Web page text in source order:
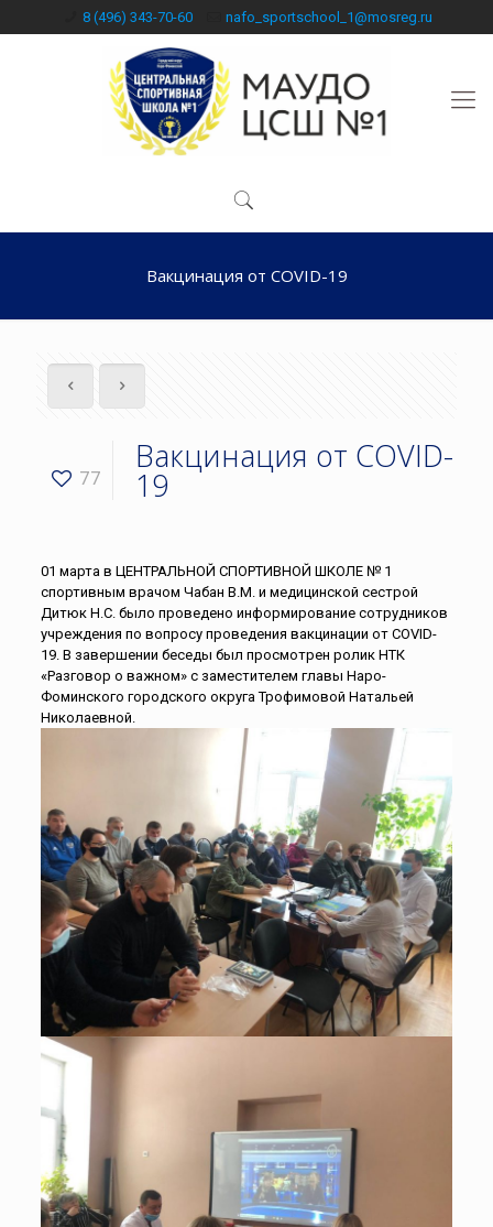
8 (496) 343-70-60 nafo_sportschool_1@mosreg.ru
Вакцинация от COVID-19
77
Вакцинация от COVID-
19
01 марта в ЦЕНТРАЛЬНОЙ СПОРТИВНОЙ ШКОЛЕ № 1
спортивным врачом Чабан В.М. и медицинской сестрой
Дитюк Н.С. было проведено информирование сотрудников
учреждения по вопросу проведения вакцинации от COVID-
19. В завершении беседы был просмотрен ролик НТК
«Разговор о важном» с заместителем главы Наро-
Фоминского городского округа Трофимовой Натальей
Николаевной.